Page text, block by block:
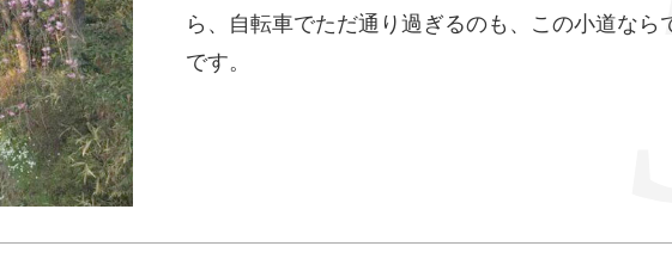
ら、自転車でただ通り過ぎるのも、この小道なら
です。